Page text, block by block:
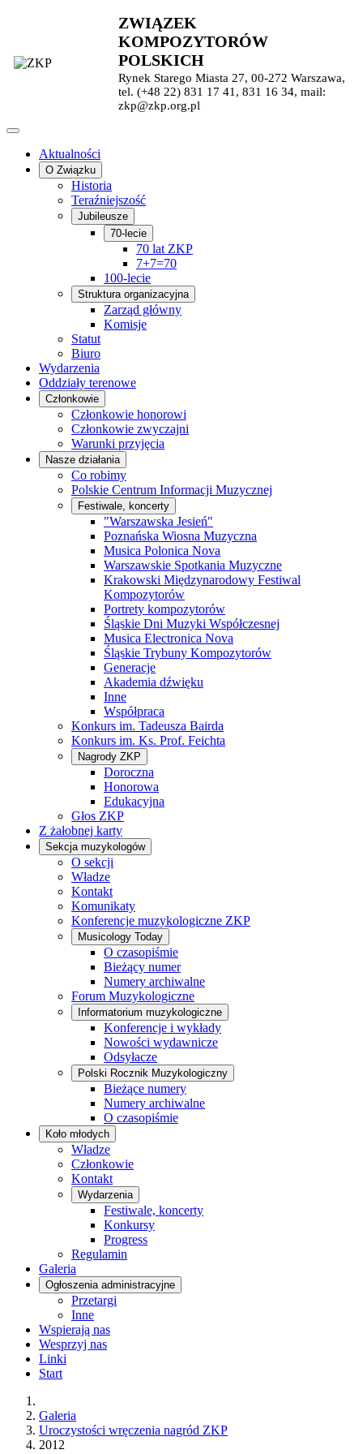
ZWIĄZEK
KOMPOZYTORÓW
POLSKICH
Rynek Starego Miasta 27, 00-272 Warszawa,
tel. (+48 22) 831 17 41, 831 16 34, mail:
zkp@zkp.org.pl
Aktualności
O Związku
Historia
Teraźniejszość
Jubileusze
70-lecie
70 lat ZKP
7+7=70
100-lecie
Struktura organizacyjna
Zarząd główny
Komisje
Statut
Biuro
Wydarzenia
Oddziały terenowe
Członkowie
Członkowie honorowi
Członkowie zwyczajni
Warunki przyjęcia
Nasze działania
Co robimy
Polskie Centrum Informacji Muzycznej
Festiwale, koncerty
"Warszawska Jesień"
Poznańska Wiosna Muzyczna
Musica Polonica Nova
Warszawskie Spotkania Muzyczne
Krakowski Międzynarodowy Festiwal
Kompozytorów
Portrety kompozytorów
Śląskie Dni Muzyki Współczesnej
Musica Electronica Nova
Śląskie Trybuny Kompozytorów
Generacje
Akademia dźwięku
Inne
Współpraca
Konkurs im. Tadeusza Bairda
Konkurs im. Ks. Prof. Feichta
Nagrody ZKP
Doroczna
Honorowa
Edukacyjna
Głos ZKP
Z żałobnej karty
Sekcja muzykologów
O sekcji
Władze
Kontakt
Komunikaty
Konferencje muzykologiczne ZKP
Musicology Today
O czasopiśmie
Bieżący numer
Numery archiwalne
Forum Muzykologiczne
Informatorium muzykologiczne
Konferencje i wykłady
Nowości wydawnicze
Odsyłacze
Polski Rocznik Muzykologiczny
Bieżące numery
Numery archiwalne
O czasopiśmie
Koło młodych
Władze
Członkowie
Kontakt
Wydarzenia
Festiwale, koncerty
Konkursy
Progress
Regulamin
Galeria
Ogłoszenia administracyjne
Przetargi
Inne
Wspierają nas
Wesprzyj nas
Linki
Start
Galeria
Uroczystości wręczenia nagród ZKP
2012